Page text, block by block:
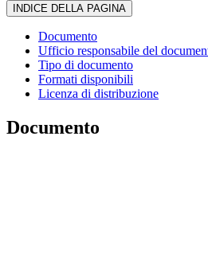
INDICE DELLA PAGINA
Documento
Ufficio responsabile del
Tipo di documento
Formati disponibili
Licenza di distribuzione
Documento